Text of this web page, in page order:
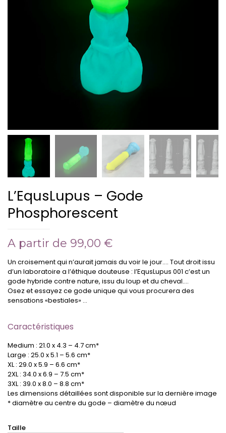
L’EqusLupus – Gode
Phosphorescent
A partir de 99,00 €
Un croisement qui n’aurait jamais du voir le jour…. Tout droit issu
d’un laboratoire a l’éthique douteuse : l’EqusLupus 001 c’est un
gode hybride contre nature, issu du loup et du cheval….
Osez et essayez ce gode unique qui vous procurera des
sensations «bestiales» …
Caractéristiques
Medium : 21.0 x 4.3 – 4.7 cm*
Large : 25.0 x 5.1 – 5.6 cm*
XL : 29.0 x 5.9 – 6.6 cm*
2XL : 34.0 x 6.9 – 7.5 cm*
3XL : 39.0 x 8.0 – 8.8 cm*
Les dimensions détaillées sont disponible sur la dernière image
* diamètre au centre du gode – diamètre du nœud
Taille